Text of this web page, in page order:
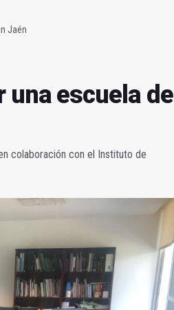
Jaén
una escuela de
colaboración con el Instituto de